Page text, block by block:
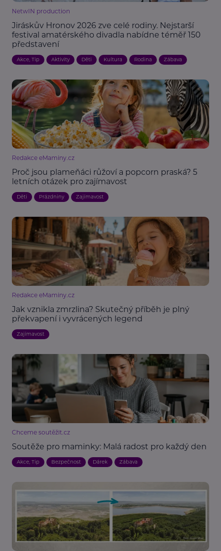
NetwIN production
Jiráskův Hronov 2026 zve celé rodiny. Nejstarší
festival amatérského divadla nabídne téměř 150
představení
Akce, Tip Aktivity Děti Kultura Rodina Zábava
Redakce eMaminy.cz
Proč jsou plameňáci růžoví a popcorn praská? 5
letních otázek pro zajímavost
Děti Prázdniny Zajímavost
Redakce eMaminy.cz
Jak vznikla zmrzlina? Skutečný příběh je plný
překvapení i vyvrácených legend
Zajímavost
Chceme soutěžit.cz
Soutěže pro maminky: Malá radost pro každý den
Akce, Tip Bezpečnost Dárek Zábava